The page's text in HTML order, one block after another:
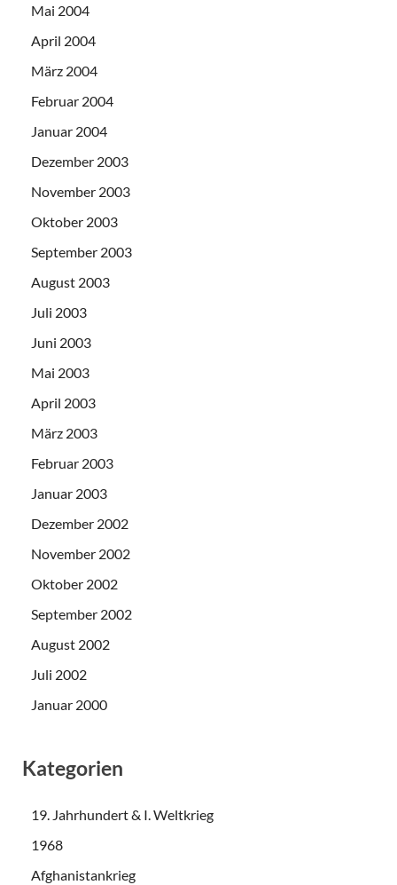
Mai 2004
April 2004
März 2004
Februar 2004
Januar 2004
Dezember 2003
November 2003
Oktober 2003
September 2003
August 2003
Juli 2003
Juni 2003
Mai 2003
April 2003
März 2003
Februar 2003
Januar 2003
Dezember 2002
November 2002
Oktober 2002
September 2002
August 2002
Juli 2002
Januar 2000
Kategorien
19. Jahrhundert & I. Weltkrieg
1968
Afghanistankrieg